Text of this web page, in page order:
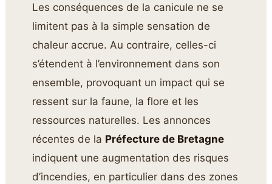
Les conséquences de la canicule ne se
limitent pas à la simple sensation de
chaleur accrue. Au contraire, celles-ci
s’étendent à l’environnement dans son
ensemble, provoquant un impact qui se
ressent sur la faune, la flore et les
ressources naturelles. Les annonces
récentes de la Préfecture de Bretagne
indiquent une augmentation des risques
d’incendies, en particulier dans des zones